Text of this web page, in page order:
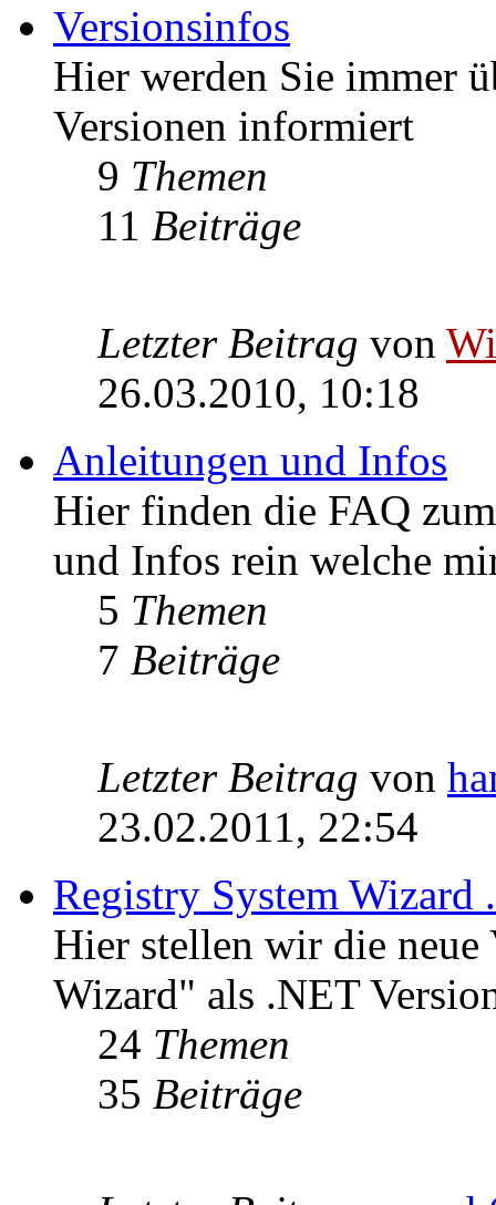
Versionsinfos
Hier werden Sie immer
Versionen informiert
9 Themen
11 Beiträge
Letzter Beitrag von
26.03.2010, 10:18
Anleitungen und Infos
Hier finden die FAQ
und Infos rein welche
5 Themen
7 Beiträge
Letzter Beitrag von
23.02.2011, 22:54
Registry System Wizard
Hier stellen wir die neue
Wizard" als .NET
24 Themen
35 Beiträge